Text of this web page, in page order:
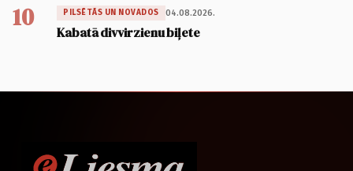
10 PILSĒTĀS UN NOVADOS 04.08.2026.
Kabatā divvirzienu biļete